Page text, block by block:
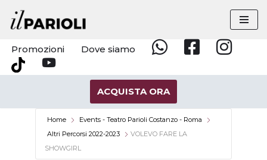
Vai
al
contenuto
Promozioni Dove siamo
WhatsappFacebookInstagram
Tik
YouTube
ACQUISTA ORA
Home
Events - Teatro Parioli Costanzo - Roma
Altri Percorsi 2022-2023
VOLEVO FARE LA
SHOWGIRL